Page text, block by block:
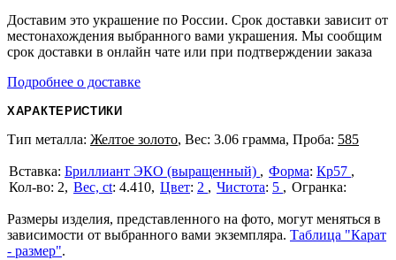
Доставим это украшение по России. Срок доставки зависит от
местонахождения выбранного вами украшения. Мы сообщим
срок доставки в онлайн чате или при подтверждении заказа
Подробнее о доставке
ХАРАКТЕРИСТИКИ
Тип металла: Желтое золото, Вес: 3.06 грамма, Проба: 585
Бриллиант ЭКО (выращенный) Форма: Кр57
2
Вес, ct: 4.410 Цвет: 2 Чистота: 5
Размеры изделия, представленного на фото, могут меняться в
зависимости от выбранного вами экземпляра. Таблица "Карат
- размер".